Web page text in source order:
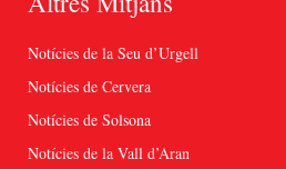
Notícies de la Seu d’Urgell
Notícies de Cervera
Notícies de Solsona
Notícies de la Vall d’Aran